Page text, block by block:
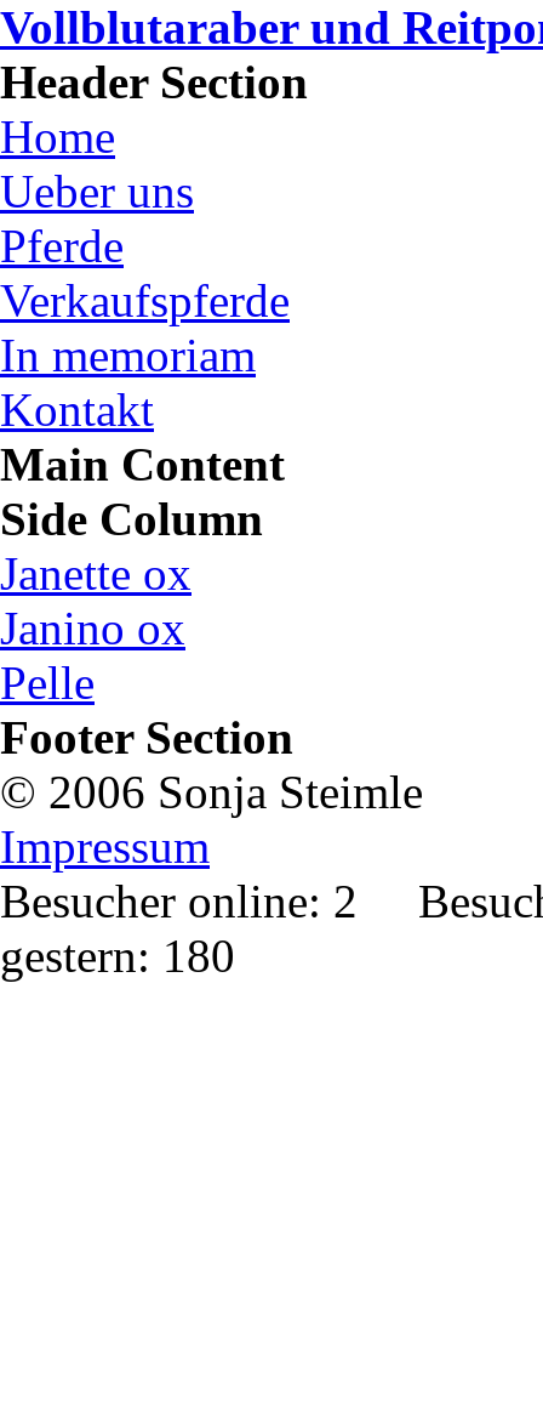
Vollblutaraber und
Header Section
Home
Ueber uns
Pferde
Verkaufspferde
In memoriam
Kontakt
Main Content
Side Column
Janette ox
Janino ox
Pelle
Footer Section
© 2006 Sonja Steimle
Impressum
Besucher online: 2
gestern: 180